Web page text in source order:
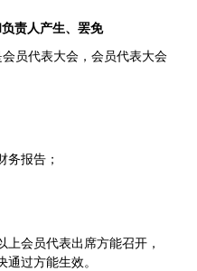
责人产生、罢免
员代表大会，会员代表大会
务报告；
会员代表出席方能召开，
过方能生效。